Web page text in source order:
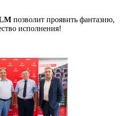
позволит проявить фантазию,
исполнения!